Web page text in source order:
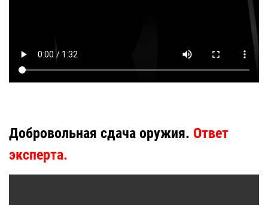
Добровольная сдача оружия. Ответ
эксперта.